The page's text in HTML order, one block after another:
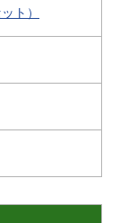
ト）